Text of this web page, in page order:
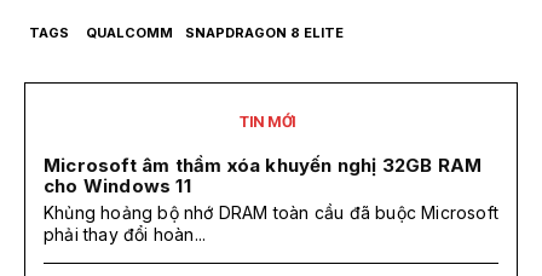
TAGS QUALCOMM SNAPDRAGON 8 ELITE
TIN MỚI
Microsoft âm thầm xóa khuyến nghị 32GB RAM
cho Windows 11
Khủng hoảng bộ nhớ DRAM toàn cầu đã buộc Microsoft
phải thay đổi hoàn...